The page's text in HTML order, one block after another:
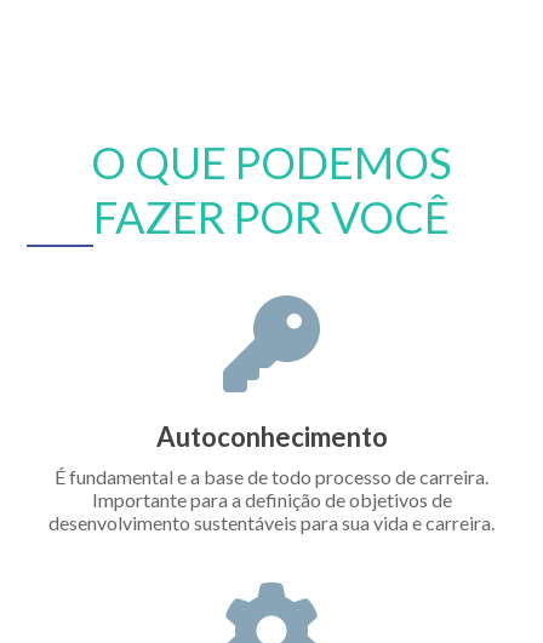
O QUE PODEMOS
FAZER POR VOCÊ
Autoconhecimento
É fundamental e a base de todo processo de carreira.
Importante para a definição de objetivos de
desenvolvimento sustentáveis para sua vida e carreira.